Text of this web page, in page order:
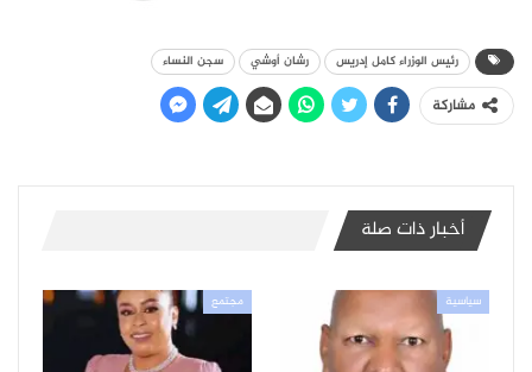
رئيس الوزراء كامل إدريس رشان أوشي سجن النساء
مشاركة
أخبار ذات صلة
سياسية مجتمع